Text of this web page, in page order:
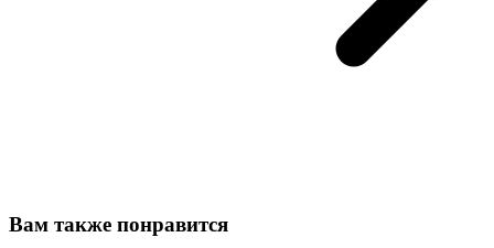
Вам также понравится